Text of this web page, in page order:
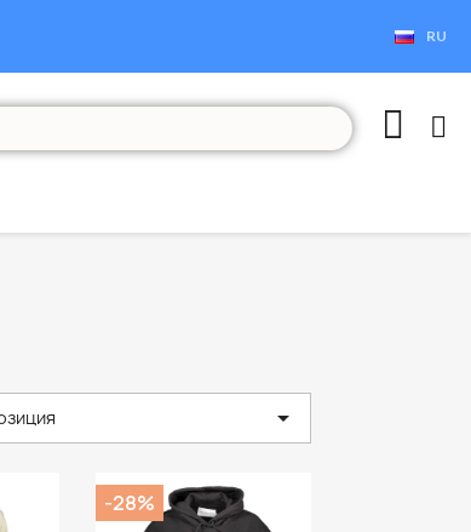
RU

-28%